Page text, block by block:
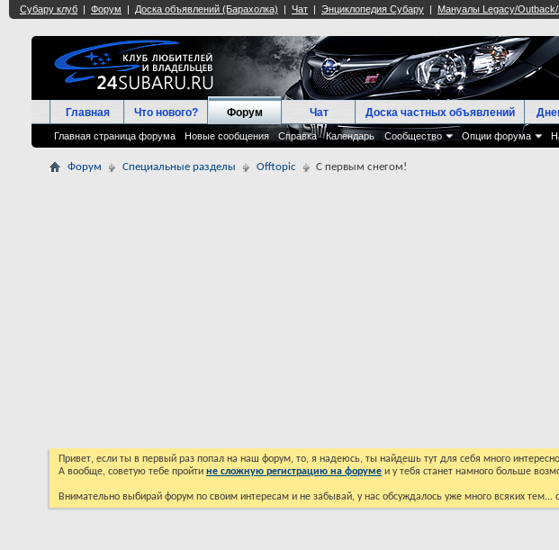
Главная Что нового? Форум
Главная страница форума Новые сообщения Справка Календарь Сообщество Опции форума
Чат Доска частных объявлений
Форум Специальные разделы Offtopic С первым снегом!
Привет, если ты в первый раз попал на наш форум, то, я надеюсь, ты найдешь тут для себя много
А вообще, советую тебе пройти не сложную регистрацию на форуме и у тебя станет намного больше
Внимательно выбирай форум по своим интересам и не забывай, у нас обсуждалось уже много всяких